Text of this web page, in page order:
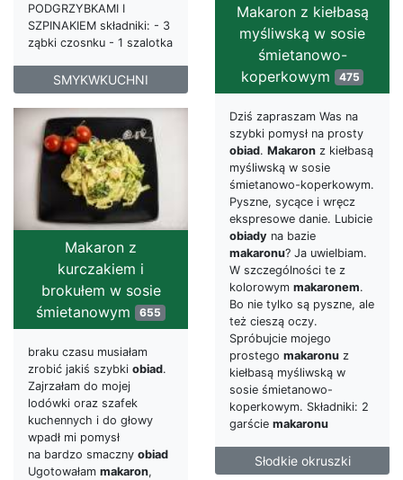
PODGRZYBKAMI I
SZPINAKIEM składniki: - 3
ząbki czosnku - 1 szalotka
SMYKWKUCHNI
Makaron z kiełbasą
myśliwską w sosie
śmietanowo-
koperkowym
475
Dziś zapraszam Was na
szybki pomysł na prosty
obiad. Makaron z kiełbasą
myśliwską w sosie
śmietanowo-koperkowym.
Pyszne, sycące i wręcz
ekspresowe danie. Lubicie
obiady na bazie
makaronu? Ja uwielbiam.
W szczególności te z
kolorowym makaronem.
Bo nie tylko są pyszne, ale
też cieszą oczy.
Spróbujcie mojego
prostego makaronu z
kiełbasą myśliwską w
sosie śmietanowo-
koperkowym. Składniki: 2
garście makaronu
Słodkie okruszki
Makaron z
kurczakiem i
brokułem w sosie
śmietanowym 655
braku czasu musiałam
zrobić jakiś szybki obiad.
Zajrzałam do mojej
lodówki oraz szafek
kuchennych i do głowy
wpadł mi pomysł
na bardzo smaczny obiad
Ugotowałam makaron,